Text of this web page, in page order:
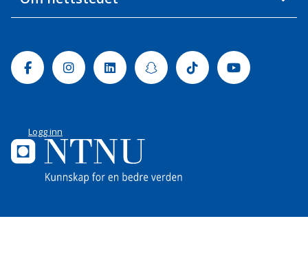
FacebookInstagramLinkedinSnapchatTiktok Youtube
Logg inn